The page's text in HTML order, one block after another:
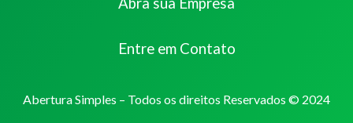
Entre em Contato
Abertura Simples – Todos os direitos Reservados © 2024